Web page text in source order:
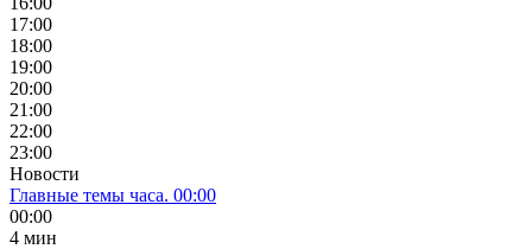
17:00
18:00
19:00
20:00
21:00
22:00
23:00
Новости
Главные темы часа. 00:00
00:00
4 мин